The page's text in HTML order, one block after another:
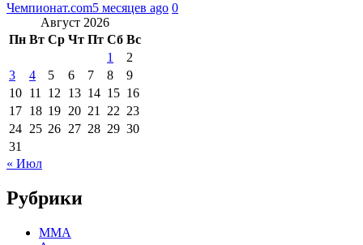
Чемпионат.com5 месяцев ago 0
Август 2026
Пн Вт Ср Чт Пт Сб Вс
1
2
3
4 5 6 7 8
9
10 11 12 13 14 15 16
17 18 19 20 21 22 23
24 25 26 27 28 29 30
31
« Июл
Рубрики
MMA